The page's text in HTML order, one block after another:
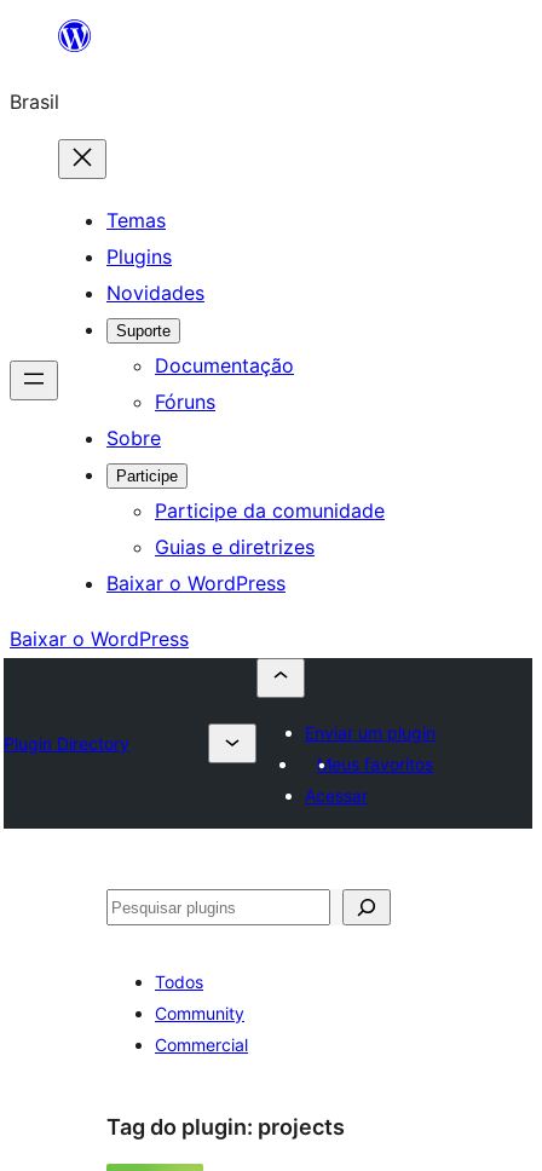
o
conteúdo
Brasil
Temas
Plugins
Novidades
Suporte
Documentação
Fóruns
Sobre
Participe
Participe da comunidade
Guias e diretrizes
Baixar o WordPress
Baixar o WordPress
Plugin Directory
Enviar um plugin
Meus favoritos
Acessar
Pesquisar
Todos
Community
Commercial
Tag do plugin: projects